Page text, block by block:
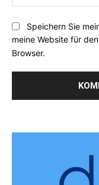
Speichern Sie
meine Website für
Browser.